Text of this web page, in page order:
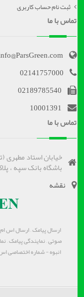
ثبت نام حساب کاربری
تماس با ما
info@ParsGreen.com
02141757000
02189785540
10001391
تماس با ما
خیابان استاد مطهری
باشگاه بانک سپه ، پلاک 28
نقشه
ارسال پیامک – ارسال اس ام
صوتی – نمایندگی پیامک –
انبوه - شماره اختصاصی